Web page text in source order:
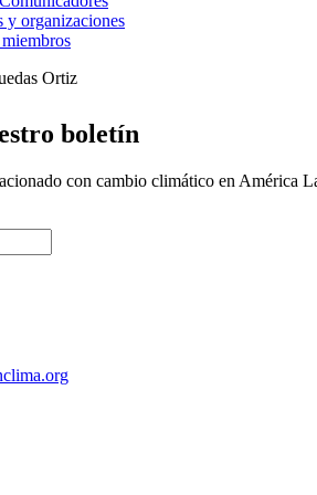
y organizaciones
Ortiz
boletín
con cambio climático en América